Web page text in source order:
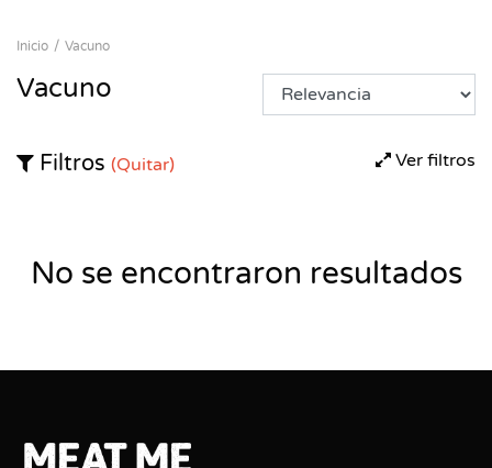
Inicio Vacuno
Vacuno
Ver filtros
Filtros (Quitar)
No se encontraron resultados